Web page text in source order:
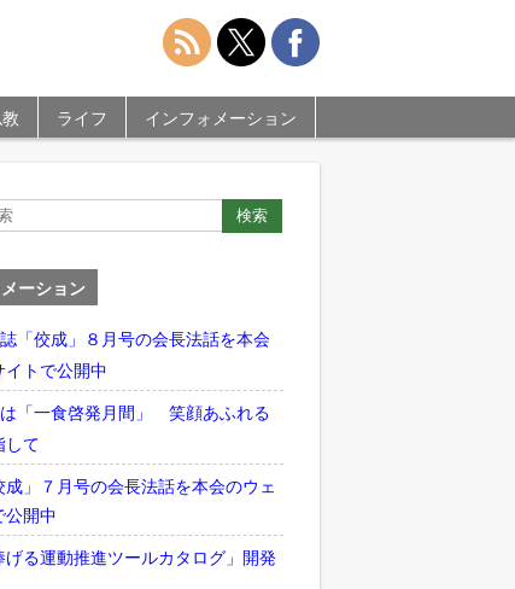
ライフ インフォメーション
ーション
「佼成」８月号の会長法話を本会
トで公開中
「一食啓発月間」 笑顔あふれる
して
」７月号の会長法話を本会のウェ
公開中
げる運動推進ツールカタログ」開発